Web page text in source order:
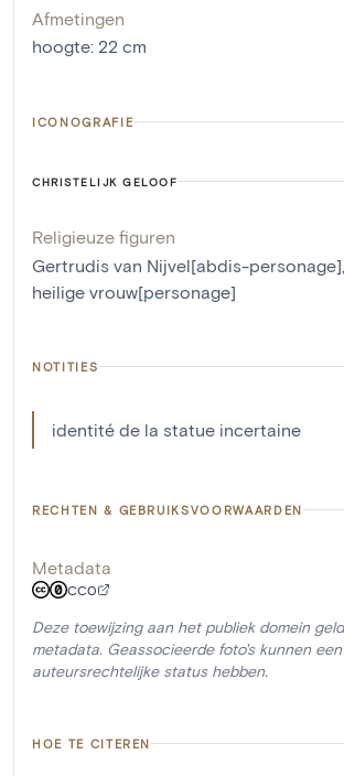
Afmetingen
hoogte: 22 cm
ICONOGRAFIE
CHRISTELIJK GELOOF
Religieuze figuren
Gertrudis van Nijvel[abdis-personage]
heilige vrouw[personage]
NOTITIES
identité de la statue incertaine
RECHTEN & GEBRUIKSVOORWAARDEN
Metadata
CC0
Deze toewijzing aan het publiek domein
metadata. Geassocieerde foto's kunnen
auteursrechtelijke status hebben.
HOE TE CITEREN